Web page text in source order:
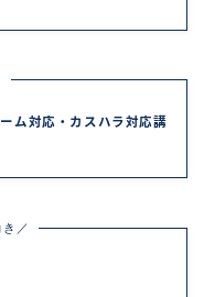
ム対応・カスハラ対応講
／